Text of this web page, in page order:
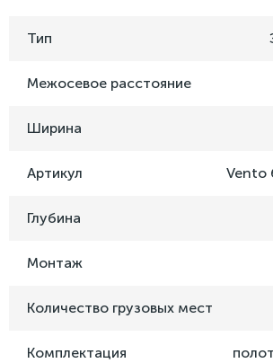
Тип
Межосевое расстояние
Ширина
Артикул Vento
Глубина
Монтаж
Количество грузовых мест
Комплектация